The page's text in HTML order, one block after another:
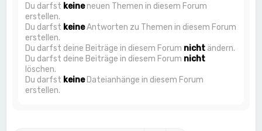
Du darfst keineneuen Themen in diesem Forum
erstellen.
Du darfst keineAntworten zu Themen in diesem Forum
erstellen.
Du darfst deine Beiträge in diesem Forum nicht ändern.
Du darfst deine Beiträge in diesem Forum nicht
löschen.
Du darfst keineDateianhänge in diesem Forum
erstellen.